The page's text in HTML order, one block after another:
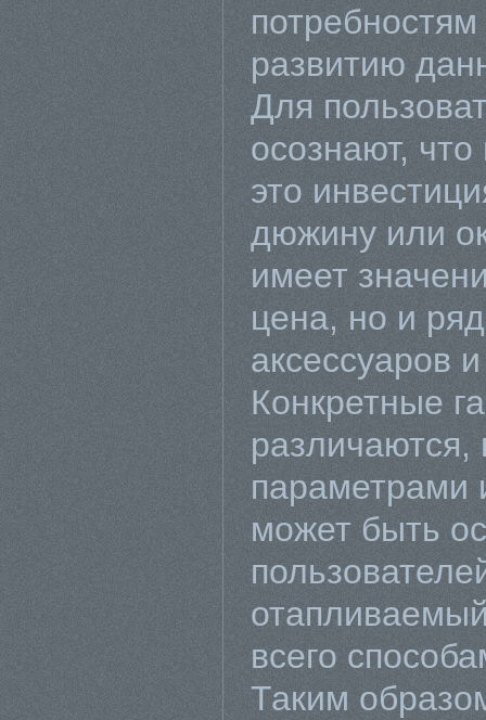
развитию
Для
осознают,
это
дюжину или
имеет
цена, но и
аксессуаров
Конкретные
параметрами
может быть
всего
Таким